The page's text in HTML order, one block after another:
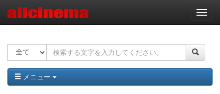
ナ
ビ
ー
ョ
ン
メニュー